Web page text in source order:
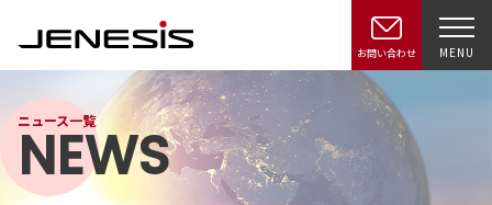
お問い合わせ MENU
ニュース一覧
NEWS